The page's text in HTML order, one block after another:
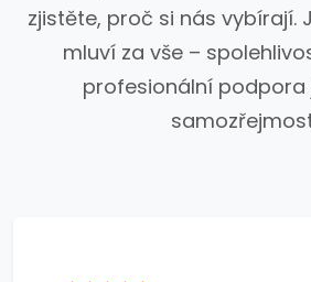
zjistěte, proč si nás vybírají.
mluví za vše –
profesionální podpora